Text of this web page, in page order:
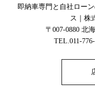
即納車専門と自社ロー
ス｜株
〒007-0880 北
TEL.011-